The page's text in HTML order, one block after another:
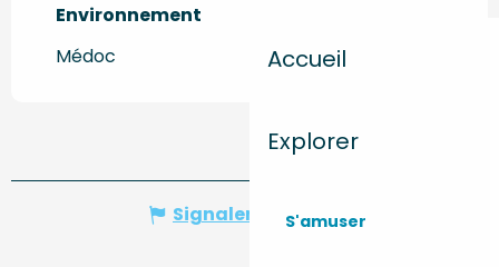
Accueil
Explorer
S'amuser
Environnement
Environnement
Médoc
Signaler une erreur